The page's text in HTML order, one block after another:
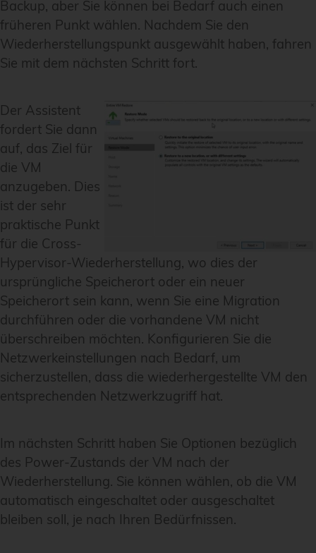
Backup, aber Sie können bei Bedarf auch einen
früheren Punkt wählen. Nachdem Sie den
Wiederherstellungspunkt ausgewählt haben, fahren
Sie mit dem nächsten Schritt fort.
Der Assistent
fordert Sie dann
auf, das Ziel für
die VM
anzugeben. Dies
ist der sehr
praktische Punkt
für die Cross-
Hypervisor-Wiederherstellung, wo dies der
ursprüngliche Speicherort oder ein neuer
Speicherort sein kann, wenn Sie eine Migration
durchführen oder die vorhandene VM nicht
überschreiben möchten. Konfigurieren Sie die
Netzwerkeinstellungen nach Bedarf, um
sicherzustellen, dass die wiederhergestellte VM den
entsprechenden Netzwerkzugriff hat.
Im nächsten Schritt haben Sie Optionen bezüglich
des Power-Zustands der VM nach der
Wiederherstellung. Sie können wählen, ob die VM
automatisch eingeschaltet oder ausgeschaltet
bleiben soll, je nach Ihren Bedürfnissen.